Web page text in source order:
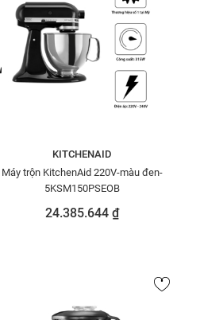
KITCHENAID
Máy trộn KitchenAid 220V-màu đen-
5KSM150PSEOB
24.385.644 ₫